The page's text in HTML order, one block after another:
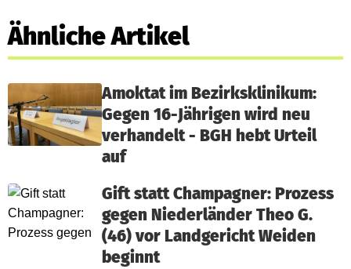
Ähnliche Artikel
Amoktat im Bezirksklinikum:
Gegen 16-Jährigen wird neu
verhandelt - BGH hebt Urteil
auf
Gift statt Champagner: Prozess
gegen Niederländer Theo G.
(46) vor Landgericht Weiden
beginnt